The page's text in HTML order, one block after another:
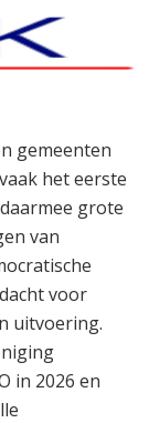
gemeenten
het eerste
grote
van
voor
uitvoering.
in 2026 en